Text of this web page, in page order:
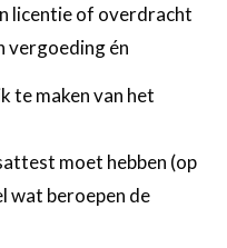
licentie of overdracht
vergoeding én
te maken van het
moet hebben (op
wat beroepen de